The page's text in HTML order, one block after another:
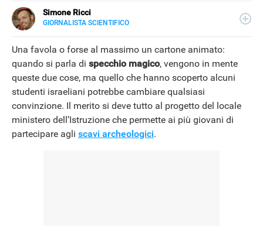
Simone Ricci
GIORNALISTA SCIENTIFICO
LINKEDIN
tecnologia. Grazie a Piero Angela, si è appassionato al
mondo della scienza, tema di cui si occupa per Libero
Tecnologia dal 2023.
Una favola o forse al massimo un cartone animato:
quando si parla di specchio magico, vengono in mente
queste due cose, ma quello che hanno scoperto alcuni
studenti israeliani potrebbe cambiare qualsiasi
convinzione. Il merito si deve tutto al progetto del locale
ministero dell’Istruzione che permette ai più giovani di
partecipare agli scavi archeologici.